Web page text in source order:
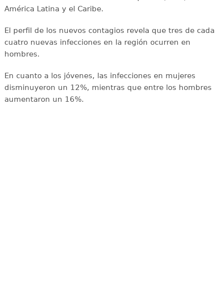
América Latina y el Caribe.
El perfil de los nuevos contagios revela que tres de cada
cuatro nuevas infecciones en la región ocurren en
hombres.
En cuanto a los jóvenes, las infecciones en mujeres
disminuyeron un 12%, mientras que entre los hombres
aumentaron un 16%.